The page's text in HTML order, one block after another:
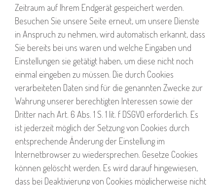
Zeitraum auf Ihrem Endgerät gespeichert werden.
Besuchen Sie unsere Seite erneut, um unsere Dienste
in Anspruch zu nehmen, wird automatisch erkannt, dass
Sie bereits bei uns waren und welche Eingaben und
Einstellungen sie getätigt haben, um diese nicht noch
einmal eingeben zu müssen. Die durch Cookies
verarbeiteten Daten sind für die genannten Zwecke zur
Wahrung unserer berechtigten Interessen sowie der
Dritter nach Art. 6 Abs. 1 S. 1 lit. f DSGVO erforderlich. Es
ist jederzeit möglich der Setzung von Cookies durch
entsprechende Änderung der Einstellung im
Internetbrowser zu wiedersprechen. Gesetze Cookies
können gelöscht werden. Es wird darauf hingewiesen,
dass bei Deaktivierung von Cookies möglicherweise nicht